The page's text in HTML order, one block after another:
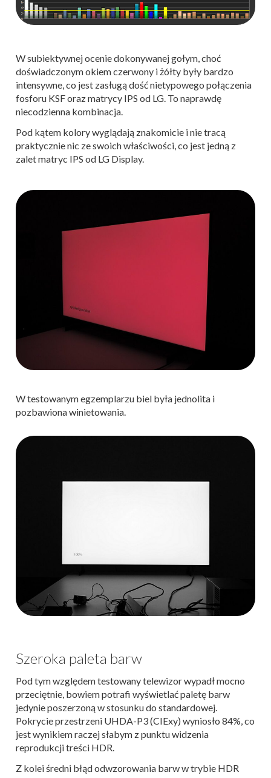
W subiektywnej ocenie dokonywanej gołym, choć
doświadczonym okiem czerwony i żółty były bardzo
intensywne, co jest zasługą dość nietypowego połączenia
fosforu KSF oraz matrycy IPS od LG. To naprawdę
niecodzienna kombinacja.
Pod kątem kolory wyglądają znakomicie i nie tracą
praktycznie nic ze swoich właściwości, co jest jedną z
zalet matryc IPS od LG Display.
W testowanym egzemplarzu biel była jednolita i
pozbawiona winietowania.
Szeroka paleta barw
Pod tym względem testowany telewizor wypadł mocno
przeciętnie, bowiem potrafi wyświetlać paletę barw
jedynie poszerzoną w stosunku do standardowej.
Pokrycie przestrzeni UHDA-P3 (CIExy) wyniosło 84%, co
jest wynikiem raczej słabym z punktu widzenia
reprodukcji treści HDR.
Z kolei średni błąd odwzorowania barw w trybie HDR